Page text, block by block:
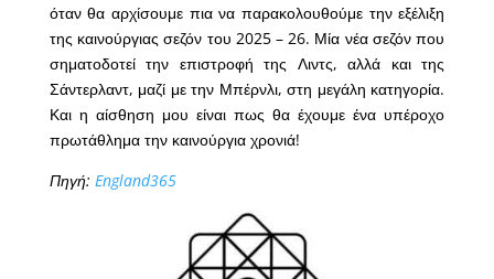
όταν θα αρχίσουμε πια να παρακολουθούμε την εξέλιξη
της καινούργιας σεζόν του 2025 – 26. Μία νέα σεζόν που
σηματοδοτεί την επιστροφή της Λιντς, αλλά και της
Σάντερλαντ, μαζί με την Μπέρνλι, στη μεγάλη κατηγορία.
Και η αίσθηση μου είναι πως θα έχουμε ένα υπέροχο
πρωτάθλημα την καινούργια χρονιά!
Πηγή: England365